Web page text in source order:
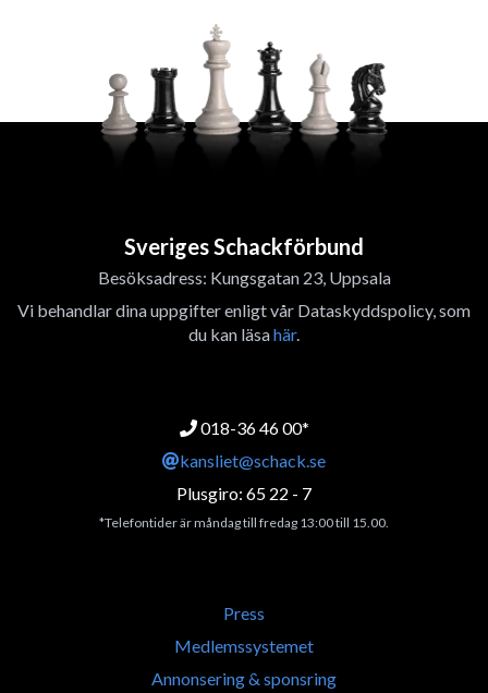
Sveriges Schackförbund
Besöksadress: Kungsgatan 23, Uppsala
Vi behandlar dina uppgifter enligt vår Dataskyddspolicy, som
du kan läsahär.
018-36 46 00*
kansliet@schack.se
Plusgiro: 65 22 - 7
*Telefontider är måndag till fredag 13:00 till 15.00.
Press
Medlemssystemet
Annonsering & sponsring